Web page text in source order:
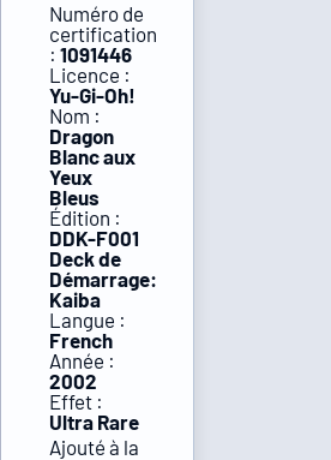
Numéro de
certification
: 1091446
Licence :
Yu-Gi-Oh!
Nom :
Dragon
Blanc aux
Yeux
Bleus
Édition :
DDK-F001
Deck de
Démarrage:
Kaiba
Langue :
French
Année :
2002
Effet :
Ultra Rare
Ajouté à la